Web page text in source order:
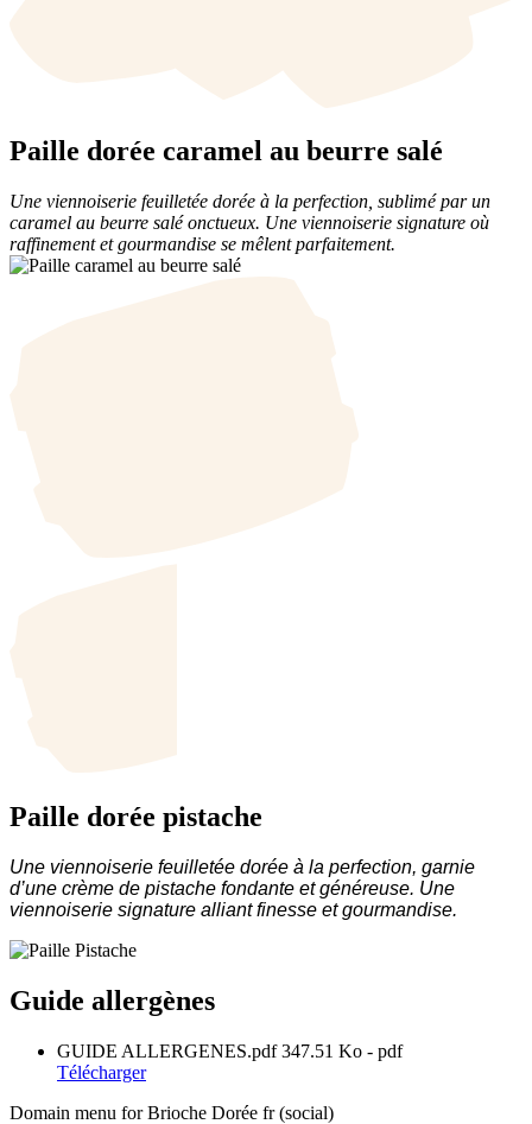
Paille dorée caramel au beurre salé
Une viennoiserie feuilletée dorée à la perfection, sublimé par un
caramel au beurre salé onctueux. Une viennoiserie signature où
raffinement et gourmandise se mêlent parfaitement.
Paille dorée pistache
Une viennoiserie feuilletée dorée à la perfection, garnie
d’une crème de pistache fondante et généreuse. Une
viennoiserie signature alliant finesse et gourmandise.
Guide allergènes
GUIDE ALLERGENES.pdf 347.51 Ko - pdf
Télécharger
Domain menu for Brioche Dorée fr (social)